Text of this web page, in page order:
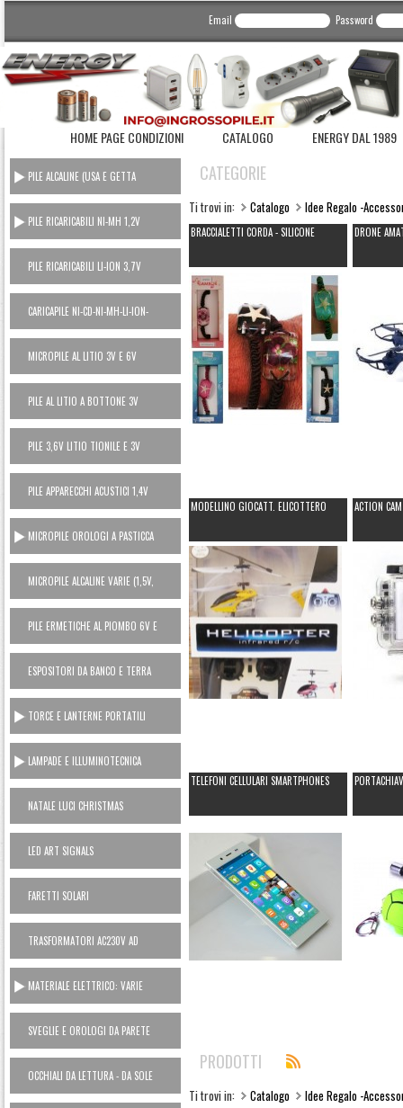
Email Password
HOME PAGE CONDIZIONI CATALOGO ENERGY DAL 1989
PILE ALCALINE (USA E GETTA
CONSUMER)
PILE RICARICABILI NI-MH 1,2V
PILE RICARICABILI LI-ION 3,7V
CARICAPILE NI-CD-NI-MH-LI-ION-
POWER BANK
MICROPILE AL LITIO 3V E 6V
PILE AL LITIO A BOTTONE 3V
PILE 3,6V LITIO TIONILE E 3V
LITIO MANGANESE (USA E GETTA)
PILE APPARECCHI ACUSTICI 1,4V
ZINCO ARIA
MICROPILE OROLOGI A PASTICCA
OSSIDO ARGENTO 1,5V
MICROPILE ALCALINE VARIE (1,5V,
6V, 12V)
PILE ERMETICHE AL PIOMBO 6V E
12V
ESPOSITORI DA BANCO E TERRA
TORCE E LANTERNE PORTATILI
LAMPADE E ILLUMINOTECNICA
NATALE LUCI CHRISTMAS
LED ART SIGNALS
FARETTI SOLARI
TRASFORMATORI AC230V AD
ALIMENTATORI 12V
MATERIALE ELETTRICO: VARIE
SVEGLIE E OROLOGI DA PARETE
OCCHIALI DA LETTURA - DA SOLE
CATEGORIE
Ti trovi in: Catalogo Idee Regalo -
BRACCIALETTI CORDA - SILICONE DRONE
MODELLINO GIOCATT. ELICOTTERO ACTION
TELEFONI CELLULARI SMARTPHONES
PRODOTTI
Ti trovi in: Catalogo
Idee Regalo -